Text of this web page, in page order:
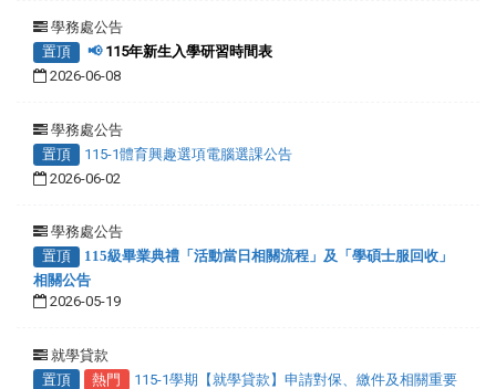
學務處公告
置頂
📢115年新生入學研習時間表
2026-06-08
學務處公告
置頂
115-1體育興趣選項電腦選課公告
2026-06-02
學務處公告
置頂
115級畢業典禮「活動當日相關流程」及「學碩士服回收」
相關公告
2026-05-19
就學貸款
置頂
熱門
115-1學期【就學貸款】申請對保、繳件及相關重要